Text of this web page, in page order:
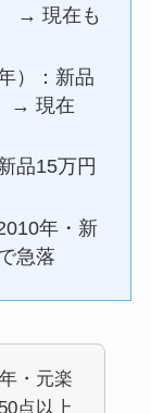
→ 現在も
）：新品
→ 現在
品15万円
2010年・新
急落
・元楽
点以上